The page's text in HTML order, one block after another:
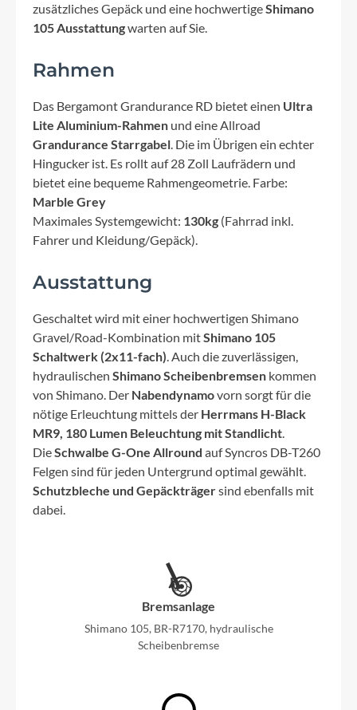
zusätzliches Gepäck und eine hochwertigeShimano
105 Ausstattungwarten auf Sie.
Rahmen
Das Bergamont Grandurance RD bietet einen Ultra
Lite Aluminium-Rahmen und eine Allroad
Grandurance Starrgabel. Die im Übrigen ein echter
Hingucker ist. Es rollt auf 28 Zoll Laufrädern und
bietet eine bequeme Rahmengeometrie. Farbe:
Marble Grey
Maximales Systemgewicht: 130kg (Fahrrad inkl.
Fahrer und Kleidung/Gepäck).
Ausstattung
Geschaltet wird mit einer hochwertigen Shimano
Gravel/Road-Kombination mitShimano 105
Schaltwerk (2x11-fach). Auch die zuverlässigen,
hydraulischen Shimano Scheibenbremsen kommen
von Shimano. Der Nabendynamovorn sorgt für die
nötige Erleuchtung mittels der Herrmans H-Black
MR9, 180 Lumen Beleuchtung mit Standlicht.
DieSchwalbe G-One Allround auf Syncros DB-T260
Felgen sind für jeden Untergrund optimal gewählt.
Schutzbleche und Gepäckträgersind ebenfalls mit
dabei.
Bremsanlage
Shimano 105, BR-R7170, hydraulische
Scheibenbremse